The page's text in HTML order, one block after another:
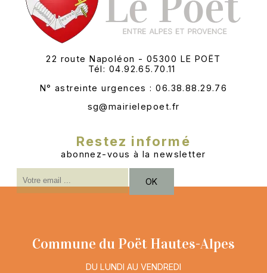
22 route Napoléon - 05300 LE POËT
Tél: 04.92.65.70.11
N° astreinte urgences : 06.38.88.29.76
sg@mairielepoet.fr
Restez informé
abonnez-vous à la newsletter
adresse
OK
Commune du Poët Hautes-Alpes
DU LUNDI AU VENDREDI